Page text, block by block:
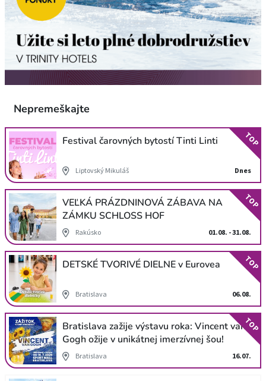
Nepremeškajte
Festival čarovných bytostí Tinti Linti
Liptovský Mikuláš Dnes
TOP
VEĽKÁ PRÁZDNINOVÁ ZÁBAVA NA
ZÁMKU SCHLOSS HOF
Rakúsko 01.08. - 31.08.
TOP
DETSKÉ TVORIVÉ DIELNE v Eurovea
Bratislava 06.08.
TOP
Bratislava zažije výstavu roka: Vincent van
Gogh ožije v unikátnej imerzívnej šou!
Bratislava 16.07.
TOP